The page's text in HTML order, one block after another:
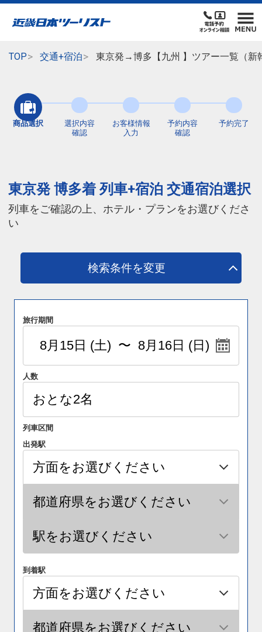
TOP 交通+宿泊 東京発→博多【九州 】ツアー一覧（新
商品選択
選択内容
確認
お客様情報
入力
予約内容
確認
予約完了
東京発 博多着 列車+宿泊 交通宿泊選択
列車をご確認の上、ホテル・プランをお選びくださ
い
検索条件を変更
旅行期間
人数
列車区間
出発駅
到着駅